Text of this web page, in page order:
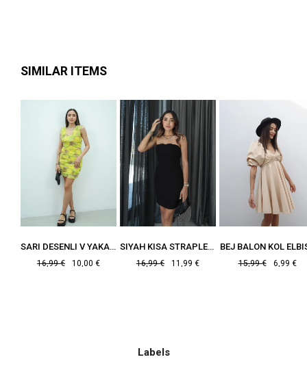
SIMILAR ITEMS
SARI DESENLI V YAKA ŞIFON ELBISE
10,00 €
16,99 €
SIYAH KISA STRAPLEZ ELBISE
11,99 €
16,99 €
BEJ BALON KOL
6,99 €
15,99 €
Labels